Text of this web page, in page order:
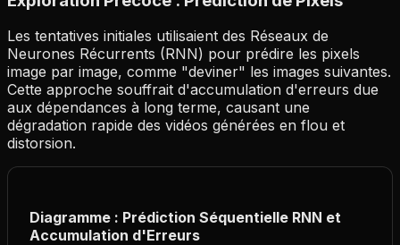
Les tentatives initiales utilisaient des Réseaux de
Neurones Récurrents (RNN) pour prédire les pixels
image par image, comme "deviner" les images suivantes.
Cette approche souffrait d'accumulation d'erreurs due
aux dépendances à long terme, causant une
dégradation rapide des vidéos générées en flou et
distorsion.
Diagramme : Prédiction Séquentielle RNN et
Accumulation d'Erreurs